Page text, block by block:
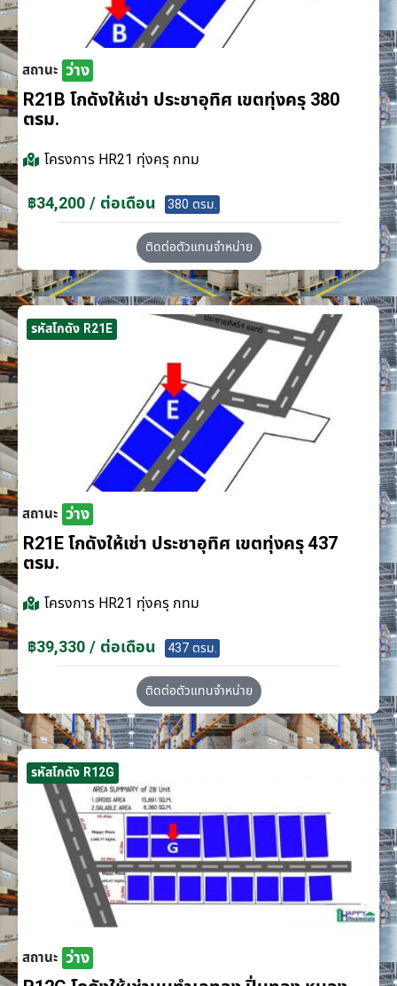
สถานะ ว่าง
R21B โกดังให้เช่า ประชาอุทิศ เขตทุ่งครุ 380
ตรม.
โครงการ HR21 ทุ่งครุ กทม
฿34,200 / ต่อเดือน 380 ตรม.
ติดต่อตัวแทนจำหน่าย
รหัสโกดัง R21E
สถานะ ว่าง
R21E โกดังให้เช่า ประชาอุทิศ เขตทุ่งครุ 437
ตรม.
โครงการ HR21 ทุ่งครุ กทม
฿39,330 / ต่อเดือน 437 ตรม.
ติดต่อตัวแทนจำหน่าย
รหัสโกดัง R12G
สถานะ ว่าง